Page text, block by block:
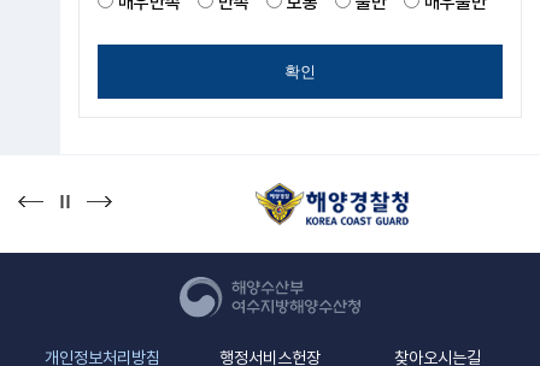
확인
개인정보처리방침 행정서비스헌장 찾아오시는길